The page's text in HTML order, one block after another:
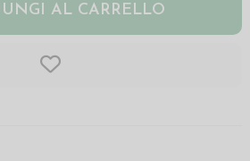
AL CARRELLO